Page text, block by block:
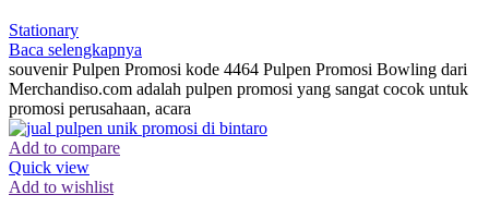
Stationary
Baca selengkapnya
souvenir Pulpen Promosi kode 4464 Pulpen Promosi Bowling dari
Merchandiso.com adalah pulpen promosi yang sangat cocok untuk
promosi perusahaan, acara
Add to compare
Quick view
Add to wishlist